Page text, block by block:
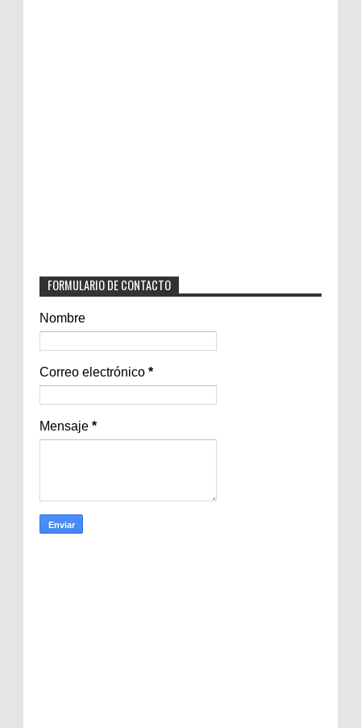
FORMULARIO DE CONTACTO
Nombre
Correo electrónico *
Mensaje *